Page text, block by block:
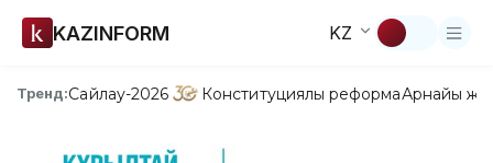
KAZINFORM KZ
Тренд:Сайлау-2026 Конституциялық реформаАрнайы